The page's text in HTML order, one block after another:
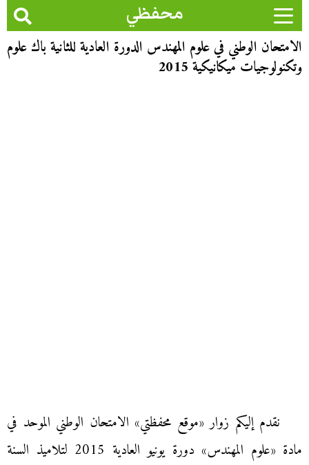
محفظي
الامتحان الوطني في علوم المهندس الدورة العادية للثانية باك علوم
وتكنولوجيات ميكانيكية 2015
نقدم إليكم زوار «موقع محفظتي» الامتحان الوطني الموحد في
مادة «علوم المهندس» دورة يونيو العادية 2015 لتلاميذ السنة